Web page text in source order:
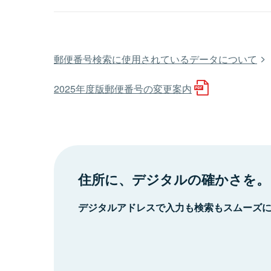
郵便番号検索に使用されているデータについて
2025年度版郵便番号の変更案内
住所に、デジタルの確かさを。
デジタルアドレスで入力も検索もスムーズ